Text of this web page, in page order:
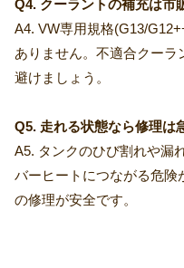
Q4. クーラントの補充は市
A4. VW専用規格(G13/
ありません。不適合クーラ
避けましょう。
Q5. 走れる状態なら修理は
A5. タンクのひび割れや漏
バーヒートにつながる危険
の修理が安全です。